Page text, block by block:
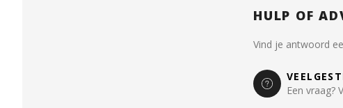
HULP OF
Vind je antwoord
Een vraag?